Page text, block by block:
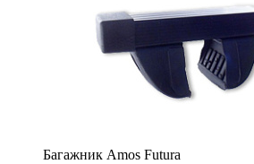
Багажник Amos Futura